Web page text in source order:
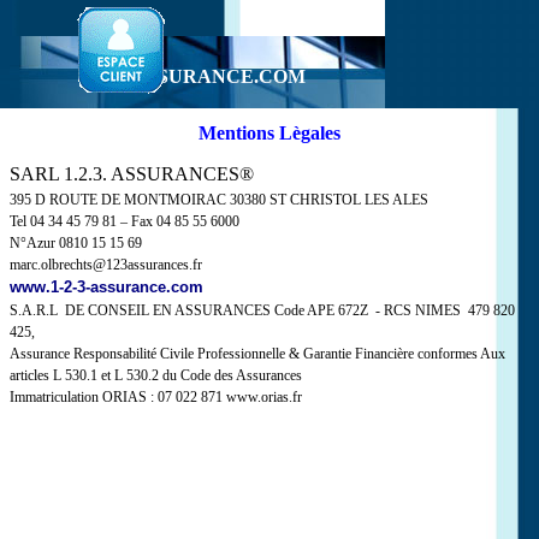
Aller au contenu
1-2-3-ASSURANCE.COM
Mentions Lègales
SARL 1.2.3. ASSURANCES®
395 D ROUTE DE MONTMOIRAC 30380 ST CHRISTOL LES ALES
Tel 04 34 45 79 81 – Fax 04 85 55 6000
N°Azur 0810 15 15 69
marc.olbrechts@123assurances.fr
www.1-2-3-assurance.com
S.A.R.L DE CONSEIL EN ASSURANCES Code APE 672Z - RCS NIMES 479 820
425,
Assurance Responsabilité Civile Professionnelle & Garantie Financière conformes Aux
articles L 530.1 et L 530.2 du Code des Assurances
Immatriculation ORIAS : 07 022 871 www.orias.fr